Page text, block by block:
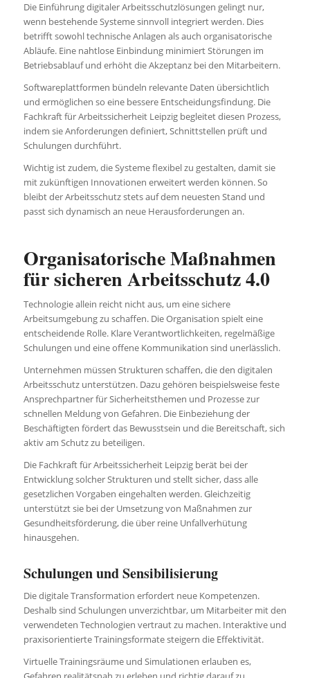
Die Einführung digitaler Arbeitsschutzlösungen gelingt nur,
wenn bestehende Systeme sinnvoll integriert werden. Dies
betrifft sowohl technische Anlagen als auch organisatorische
Abläufe. Eine nahtlose Einbindung minimiert Störungen im
Betriebsablauf und erhöht die Akzeptanz bei den Mitarbeitern.
Softwareplattformen bündeln relevante Daten übersichtlich
und ermöglichen so eine bessere Entscheidungsfindung. Die
Fachkraft für Arbeitssicherheit Leipzig begleitet diesen Prozess,
indem sie Anforderungen definiert, Schnittstellen prüft und
Schulungen durchführt.
Wichtig ist zudem, die Systeme flexibel zu gestalten, damit sie
mit zukünftigen Innovationen erweitert werden können. So
bleibt der Arbeitsschutz stets auf dem neuesten Stand und
passt sich dynamisch an neue Herausforderungen an.
Organisatorische Maßnahmen
für sicheren Arbeitsschutz 4.0
Technologie allein reicht nicht aus, um eine sichere
Arbeitsumgebung zu schaffen. Die Organisation spielt eine
entscheidende Rolle. Klare Verantwortlichkeiten, regelmäßige
Schulungen und eine offene Kommunikation sind unerlässlich.
Unternehmen müssen Strukturen schaffen, die den digitalen
Arbeitsschutz unterstützen. Dazu gehören beispielsweise feste
Ansprechpartner für Sicherheitsthemen und Prozesse zur
schnellen Meldung von Gefahren. Die Einbeziehung der
Beschäftigten fördert das Bewusstsein und die Bereitschaft, sich
aktiv am Schutz zu beteiligen.
Die Fachkraft für Arbeitssicherheit Leipzig berät bei der
Entwicklung solcher Strukturen und stellt sicher, dass alle
gesetzlichen Vorgaben eingehalten werden. Gleichzeitig
unterstützt sie bei der Umsetzung von Maßnahmen zur
Gesundheitsförderung, die über reine Unfallverhütung
hinausgehen.
Schulungen und Sensibilisierung
Die digitale Transformation erfordert neue Kompetenzen.
Deshalb sind Schulungen unverzichtbar, um Mitarbeiter mit den
verwendeten Technologien vertraut zu machen. Interaktive und
praxisorientierte Trainingsformate steigern die Effektivität.
Virtuelle Trainingsräume und Simulationen erlauben es,